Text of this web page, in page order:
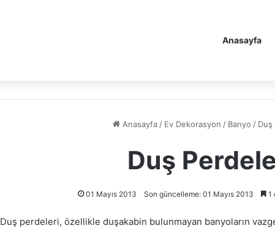
Anasayfa
Anasayfa / Ev Dekorasyon / Banyo / Duş
Duş
01 Mayıs 2013 Son güncelleme: 01 Mayıs 2013 1
Duş perdeleri, özellikle duşakabin bulunmayan banyoların